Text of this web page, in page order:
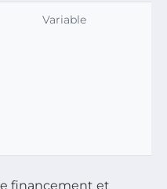
Variable
financement et